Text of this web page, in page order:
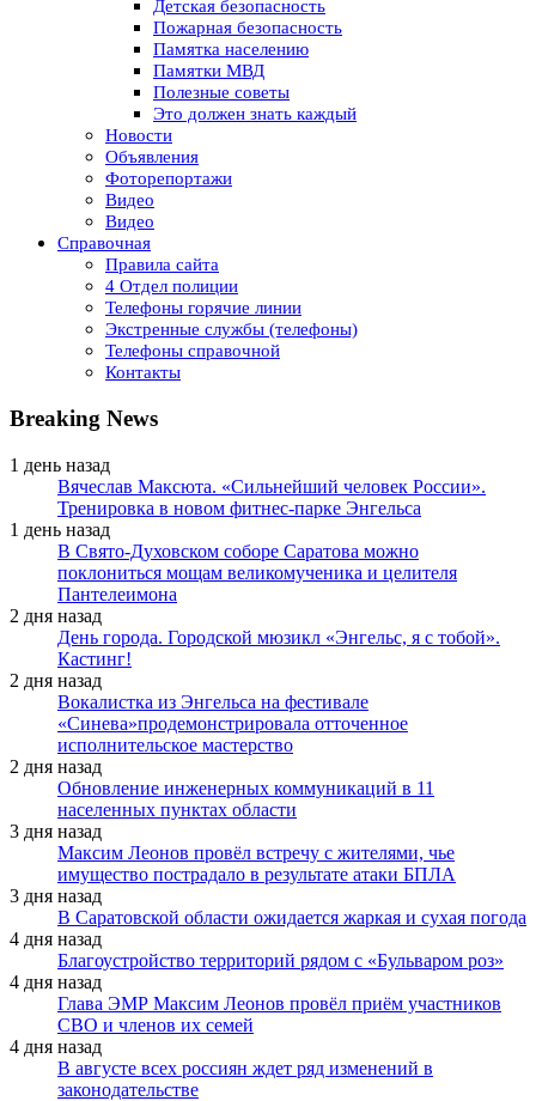
Детская безопасность
Пожарная безопасность
Памятка населению
Памятки МВД
Полезные советы
Это должен знать каждый
Новости
Объявления
Фоторепортажи
Видео
Видео
Справочная
Правила сайта
4 Отдел полиции
Телефоны горячие линии
Экстренные службы (телефоны)
Телефоны справочной
Контакты
Breaking News
1 день назад
Вячеслав Максюта. «Сильнейший человек России».
Тренировка в новом фитнес-парке Энгельса
1 день назад
В Свято-Духовском соборе Саратова можно
поклониться мощам великомученика и целителя
Пантелеимона
2 дня назад
День города. Городской мюзикл «Энгельс, я с тобой».
Кастинг!
2 дня назад
Вокалистка из Энгельса на фестивале
«Синева»продемонстрировала отточенное
исполнительское мастерство
2 дня назад
Обновление инженерных коммуникаций в 11
населенных пунктах области
3 дня назад
Максим Леонов провёл встречу с жителями, чье
имущество пострадало в результате атаки БПЛА
3 дня назад
В Саратовской области ожидается жаркая и сухая погода
4 дня назад
Благоустройство территорий рядом с «Бульваром роз»
4 дня назад
Глава ЭМР Максим Леонов провёл приём участников
СВО и членов их семей
4 дня назад
В августе всех россиян ждет ряд изменений в
законодательстве